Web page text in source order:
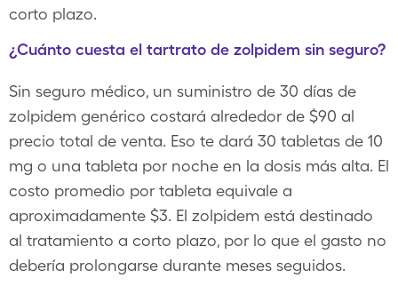
corto plazo.
¿Cuánto cuesta el tartrato de zolpidem sin seguro?
Sin seguro médico, un suministro de 30 días de
zolpidem genérico costará alrededor de $90 al
precio total de venta. Eso te dará 30 tabletas de 10
mg o una tableta por noche en la dosis más alta. El
costo promedio por tableta equivale a
aproximadamente $3. El zolpidem está destinado
al tratamiento a corto plazo, por lo que el gasto no
debería prolongarse durante meses seguidos.